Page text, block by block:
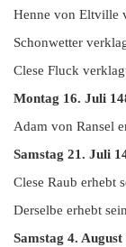
Henne von Eltville
Schonwetter
Clese Fluck
Montag 16. Juli
Adam von Ransel
Samstag 21. Juli
Clese Raub erhebt
Derselbe erhebt
Samstag 4. August